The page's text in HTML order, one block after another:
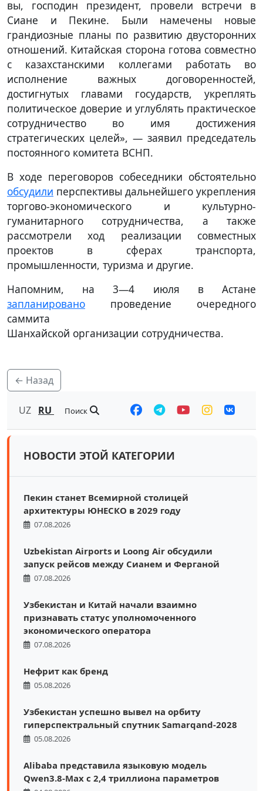
вы, господин президент, провели встречи в
Сиане и Пекине. Были намечены новые
грандиозные планы по развитию двусторонних
отношений. Китайская сторона готова совместно
с казахстанскими коллегами работать во
исполнение важных договоренностей,
достигнутых главами государств, укреплять
политическое доверие и углублять практическое
сотрудничество во имя достижения
стратегических целей», — заявил председатель
постоянного комитета ВСНП.
В ходе переговоров собеседники обстоятельно
обсудили перспективы дальнейшего укрепления
торгово-экономического и культурно-
гуманитарного сотрудничества, а также
рассмотрели ход реализации совместных
проектов в сферах транспорта,
промышленности, туризма и другие.
Напомним, на 3—4 июля в Астане
запланировано проведение очередного
саммита
Шанхайской организации сотрудничества.
← Назад
UZ RU Поиск
НОВОСТИ ЭТОЙ КАТЕГОРИИ
Пекин станет Всемирной столицей
архитектуры ЮНЕСКО в 2029 году
07.08.2026
Uzbekistan Airports и Loong Air обсудили
запуск рейсов между Сианем и Ферганой
07.08.2026
Узбекистан и Китай начали взаимно
признавать статус уполномоченного
экономического оператора
07.08.2026
Нефрит как бренд
05.08.2026
Узбекистан успешно вывел на орбиту
гиперспектральный спутник Samarqand-2028
05.08.2026
Alibaba представила языковую модель
Qwen3.8-Max с 2,4 триллиона параметров